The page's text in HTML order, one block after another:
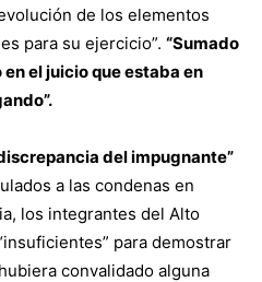
de los elementos
para su ejercicio”. “Sumado
el juicio que estaba en
del impugnante”
a las condenas en
los integrantes del Alto
para demostrar
convalidado alguna